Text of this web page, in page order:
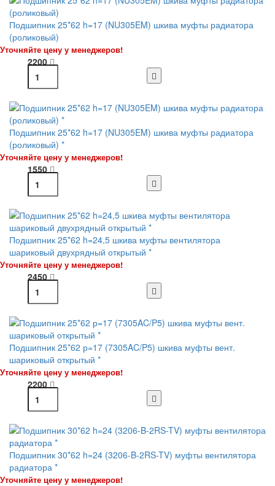
Подшипник 25*62 h=17 (NU305EM) шкива муфты радиатора
(роликовый)
Уточняйте цену у менеджеров!
2200
Подшипник 25*62 h=17 (NU305EM) шкива муфты радиатора
(роликовый) *
Уточняйте цену у менеджеров!
1550
Подшипник 25*62 h=24,5 шкива муфты вентилятора
шариковый двухрядный открытый *
Уточняйте цену у менеджеров!
2450
Подшипник 25*62 р=17 (7305AC/P5) шкива муфты вент.
шариковый открытый *
Уточняйте цену у менеджеров!
2200
Подшипник 30*62 h=24 (3206-B-2RS-TV) муфты вентилятора
радиатора *
Уточняйте цену у менеджеров!